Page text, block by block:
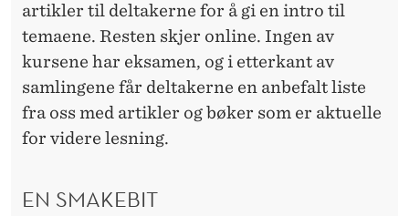
artikler til deltakerne for å gi en intro til
temaene. Resten skjer online. Ingen av
kursene har eksamen, og i etterkant av
samlingene får deltakerne en anbefalt liste
fra oss med artikler og bøker som er aktuelle
for videre lesning.
EN SMAKEBIT